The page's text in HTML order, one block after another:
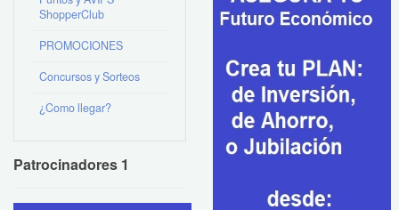
ShopperClub
PROMOCIONES
Concursos y Sorteos
¿Como llegar?
Patrocinadores 1